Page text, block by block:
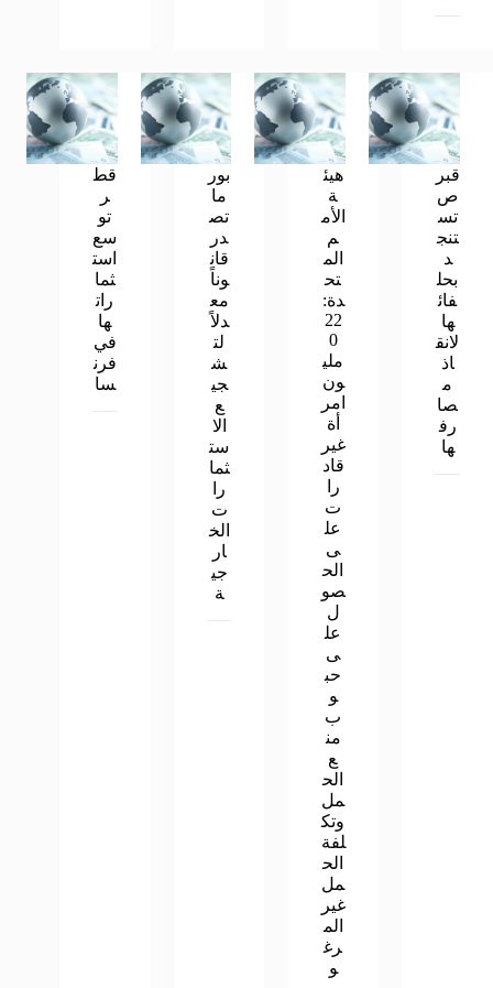
قبر
ص
تس
تنج
د
بحل
فائ
ها
لانق
اذ
م
صا
رف
ها
هيئ
ة
الأم
م
الم
تح
دة:
22
0
ملي
ون
امر
أة
غير
قاد
را
ت
عل
ى
الح
صو
ل
عل
ى
حب
و
ب
من
ع
الح
مل
وتك
لفة
الح
مل
غير
الم
رغ
و
بور
ما
تص
در
قان
وناً
مع
دلاً
لت
ش
جي
ع
الا
ست
ثما
را
ت
الخ
ار
جي
ة
قط
ر
تو
سع
است
ثما
رات
ها
في
فرن
سا